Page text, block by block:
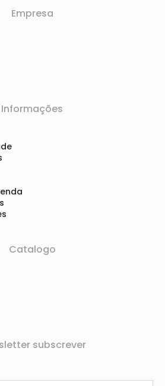
Empresa
Informações
Catalogo
subscrever